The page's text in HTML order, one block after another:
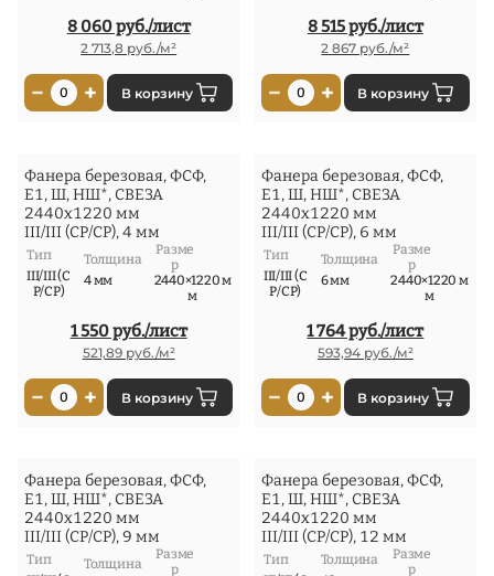
8 060 руб./лист
2 713,8 руб./м²
− 0 + В корзину
8 515 руб./лист
2 867 руб./м²
− 0 + В корзину
Фанера березовая, ФСФ,
Е1, Ш, НШ*, СВЕЗА
2440x1220 мм
III/III (СР/СР), 4 мм
Тип
III/III (С
Р/СР)
Толщина
4 мм
Разме
р
2440×1220 м
м
1 550 руб./лист
521,89 руб./м²
− 0 + В корзину
Фанера березовая, ФСФ,
Е1, Ш, НШ*, СВЕЗА
2440x1220 мм
III/III (СР/СР), 6 мм
Тип
III/III (С
Р/СР)
Толщина
6 мм
Разме
р
2440×1220 м
м
1 764 руб./лист
593,94 руб./м²
− 0 + В корзину
Фанера березовая, ФСФ,
Е1, Ш, НШ*, СВЕЗА
2440x1220 мм
III/III (СР/СР), 9 мм
Тип
Толщина
Разме
р
Фанера березовая, ФСФ,
Е1, Ш, НШ*, СВЕЗА
2440x1220 мм
III/III (СР/СР), 12 мм
Тип
Толщина
Разме
р